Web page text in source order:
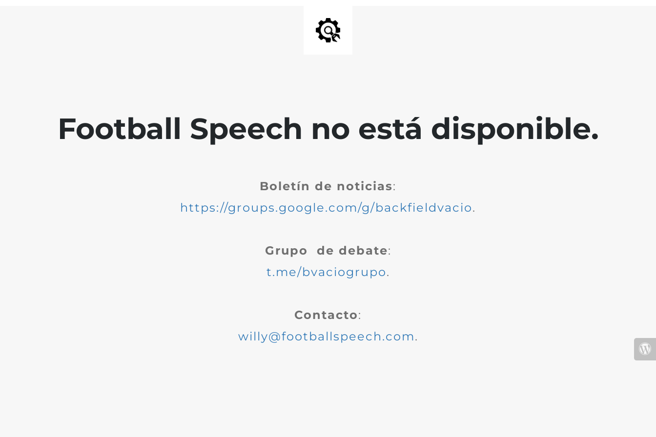
Football Speech no está disponible.
Boletín de noticias:
https://groups.google.com/g/backfieldvacio.
Grupo de debate:
t.me/bvaciogrupo.
Contacto:
willy@footballspeech.com.